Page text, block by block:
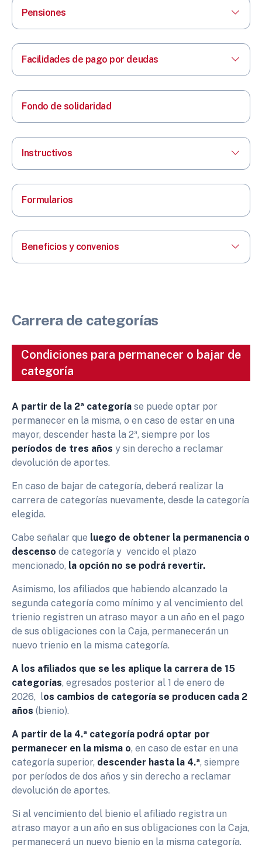
Pensiones
Facilidades de pago por deudas
Fondo de solidaridad
Instructivos
Formularios
Beneficios y convenios
Carrera de categorías
Condiciones para permanecer o bajar de
categoría
A partir de la 2ª categoría se puede optar por
permanecer en la misma, o en caso de estar en una
mayor, descender hasta la 2ª, siempre por los
períodos de tres años y sin derecho a reclamar
devolución de aportes.
En caso de bajar de categoría, deberá realizar la
carrera de categorías nuevamente, desde la categoría
elegida.
Cabe señalar que luego de obtener la permanencia o
descenso de categoría y vencido el plazo
mencionado, la opción no se podrá revertir.
Asimismo, los afiliados que habiendo alcanzado la
segunda categoría como mínimo y al vencimiento del
trienio registren un atraso mayor a un año en el pago
de sus obligaciones con la Caja, permanecerán un
nuevo trienio en la misma categoría.
A los afiliados que se les aplique la carrera de 15
categorías, egresados posterior al 1 de enero de
2026, los cambios de categoría se producen cada 2
años (bienio).
A partir de la 4.ª categoría podrá optar por
permanecer en la misma o, en caso de estar en una
categoría superior, descender hasta la 4.ª, siempre
por períodos de dos años y sin derecho a reclamar
devolución de aportes.
Si al vencimiento del bienio el afiliado registra un
atraso mayor a un año en sus obligaciones con la Caja,
permanecerá un nuevo bienio en la misma categoría.